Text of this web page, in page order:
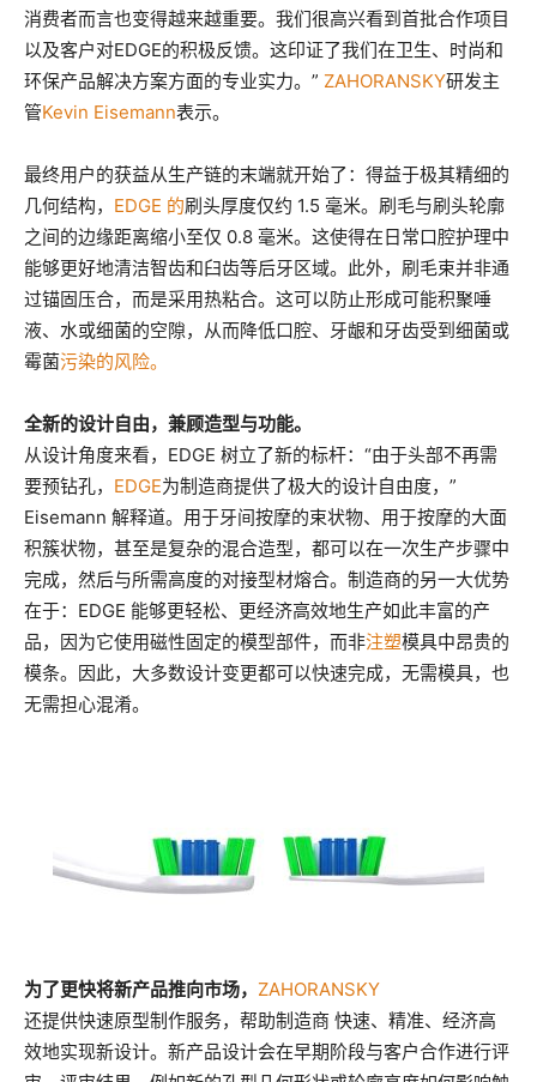
消费者而言也变得越来越重要。我们很高兴看到首批合作项目
以及客户对EDGE的积极反馈。这印证了我们在卫生、时尚和
环保产品解决方案方面的专业实力。” ZAHORANSKY研发主
管Kevin Eisemann表示。
最终用户的获益从生产链的末端就开始了：得益于极其精细的
几何结构， EDGE 的刷头厚度仅约 1.5 毫米。刷毛与刷头轮廓
之间的边缘距离缩小至仅 0.8 毫米。这使得在日常口腔护理中
能够更好地清洁智齿和臼齿等后牙区域。此外，刷毛束并非通
过锚固压合，而是采用热粘合。这可以防止形成可能积聚唾
液、水或细菌的空隙，从而降低口腔、牙龈和牙齿受到细菌或
霉菌污染的风险。
全新的设计自由，兼顾造型与功能。
从设计角度来看，EDGE 树立了新的标杆：“由于头部不再需
要预钻孔， EDGE为制造商提供了极大的设计自由度，”
Eisemann 解释道。用于牙间按摩的束状物、用于按摩的大面
积簇状物，甚至是复杂的混合造型，都可以在一次生产步骤中
完成，然后与所需高度的对接型材熔合。制造商的另一大优势
在于：EDGE 能够更轻松、更经济高效地生产如此丰富的产
品，因为它使用磁性固定的模型部件，而非注塑模具中昂贵的
模条。因此，大多数设计变更都可以快速完成，无需模具，也
无需担心混淆。
为了更快将新产品推向市场， ZAHORANSKY
还提供快速原型制作服务，帮助制造商 快速、精准、经济高
效地实现新设计。新产品设计会在早期阶段与客户合作进行评